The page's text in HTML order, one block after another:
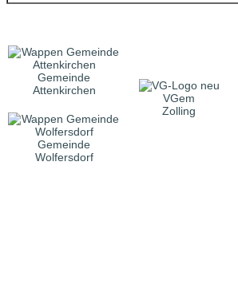
Gemeinde
Attenkirchen
VGem
Zolling
Gemeinde
Wolfersdorf